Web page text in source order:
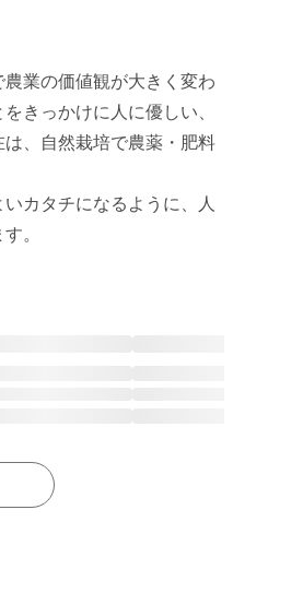
業の価値観が大きく変わ
きっかけに人に優しい、
、自然栽培で農薬・肥料
カタチになるように、人
。